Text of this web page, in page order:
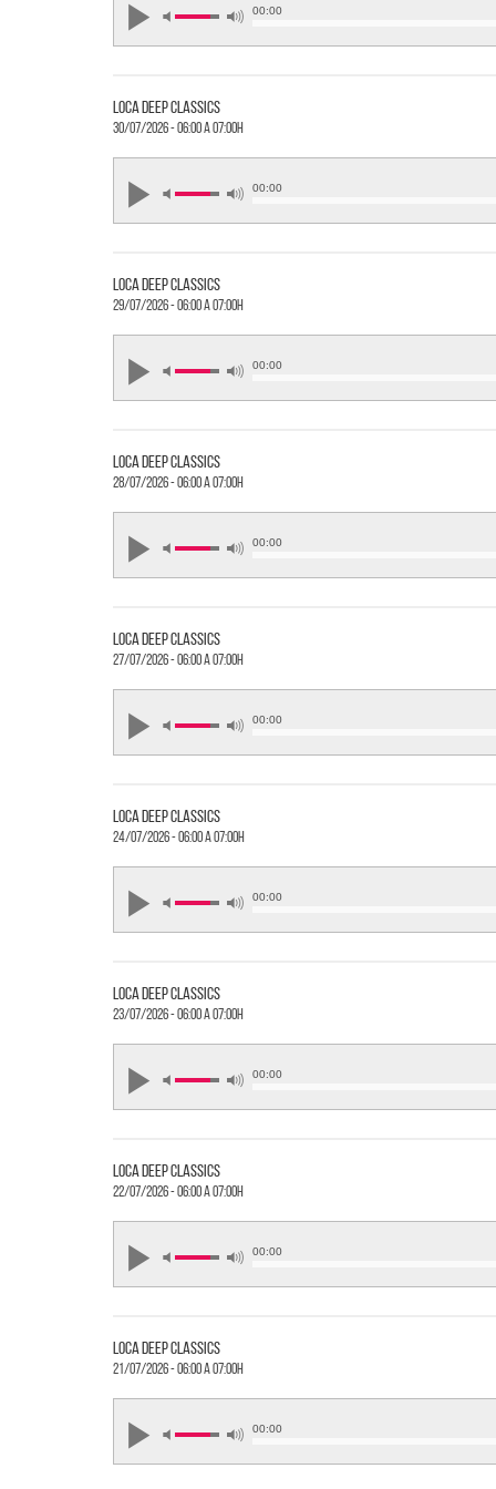
00:00
loca deep classics
30/07/2026 - 06:00 a 07:00h
00:00
loca deep classics
29/07/2026 - 06:00 a 07:00h
00:00
loca deep classics
28/07/2026 - 06:00 a 07:00h
00:00
loca deep classics
27/07/2026 - 06:00 a 07:00h
00:00
loca deep classics
24/07/2026 - 06:00 a 07:00h
00:00
loca deep classics
23/07/2026 - 06:00 a 07:00h
00:00
loca deep classics
22/07/2026 - 06:00 a 07:00h
00:00
loca deep classics
21/07/2026 - 06:00 a 07:00h
00:00